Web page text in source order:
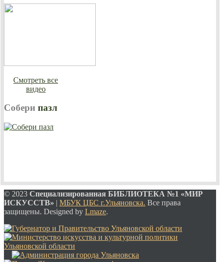
Смотреть все
видео
Собери пазл
© 2023 Специализированная БИБЛИОТЕКА №1 «МИР
ИСКУССТВ» | МБУК ЦБС г.Ульяновска. Все права
защищены. Designed by Lmaze.